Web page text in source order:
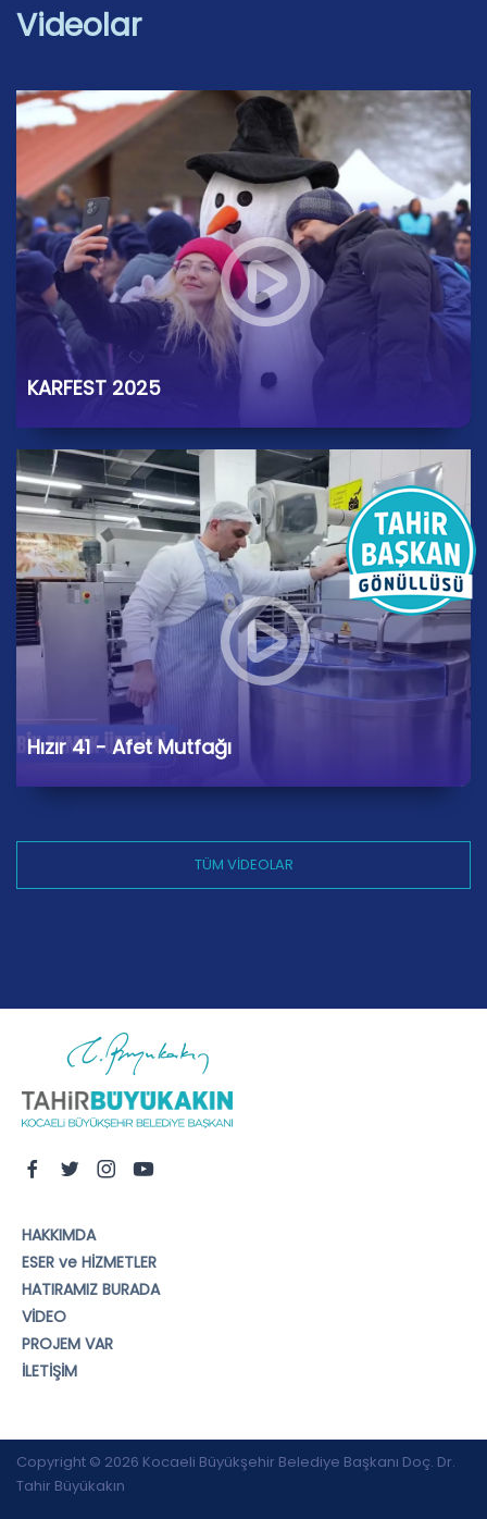
Videolar
KARFEST 2025
Hızır 41 - Afet Mutfağı
TÜM VİDEOLAR
HAKKIMDA
ESER ve HİZMETLER
HATIRAMIZ BURADA
VİDEO
PROJEM VAR
İLETİŞİM
Copyright © 2026 Kocaeli Büyükşehir Belediye Başkanı Doç. Dr.
Tahir Büyükakın